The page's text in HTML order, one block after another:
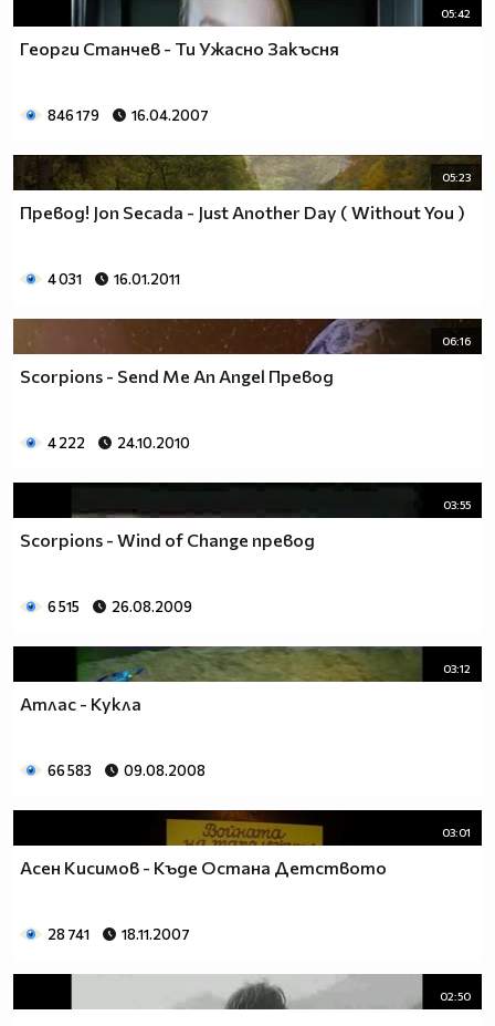
05:42
Георги Станчев - Ти Ужасно Закъсня
846 179 16.04.2007
05:23
Превод! Jon Secada - Just Another Day ( Without You )
4 031 16.01.2011
06:16
Scorpions - Send Me An Angel Превод
4 222 24.10.2010
03:55
Scorpions - Wind of Change превод
6 515 26.08.2009
03:12
Атлас - Кукла
66 583 09.08.2008
03:01
Асен Кисимов - Къде Остана Детството
28 741 18.11.2007
02:50